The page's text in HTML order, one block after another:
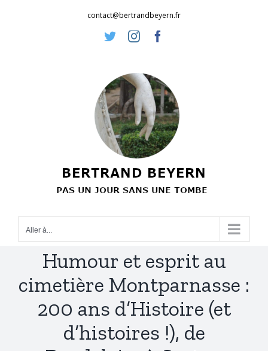
contact@bertrandbeyern.fr
TwitterInstagram
Aller à...
Humour et esprit au
cimetière Montparnasse :
200 ans d’Histoire (et
d’histoires !), de